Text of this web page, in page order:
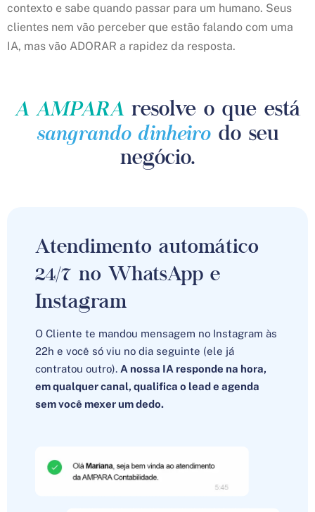
contexto e sabe quando passar para um humano. Seus
clientes nem vão perceber que estão falando com uma
IA, mas vão ADORAR a rapidez da resposta.
A AMPARAresolve o que está
sangrando dinheirodo seu
negócio.
Atendimento automático
24/7 no WhatsApp e
Instagram
O Cliente te mandou mensagem no Instagram às
22h e você só viu no dia seguinte (ele já
contratou outro). A nossa IA responde na hora,
em qualquer canal, qualifica o lead e agenda
sem você mexer um dedo.